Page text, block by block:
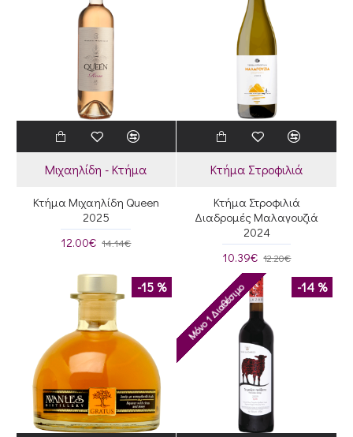
Μιχαηλίδη - Κτήμα
Κτήμα Μιχαηλίδη Queen
2025
12.00€ 14.14€
Κτήμα Στροφιλιά
Κτήμα Στροφιλιά
Διαδρομές Μαλαγουζιά
2024
10.39€ 12.20€
-15 % Μόνο 1 Διαθέσιμο -14 %